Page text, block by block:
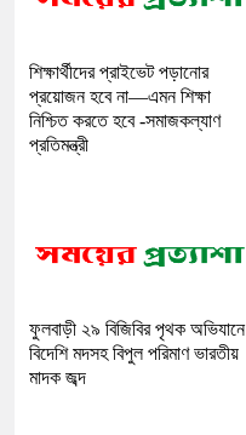
শিক্ষার্থীদের প্রাইভেট পড়ানোর
প্রয়োজন হবে না—এমন শিক্ষা
নিশ্চিত করতে হবে -সমাজকল্যাণ
প্রতিমন্ত্রী
ফুলবাড়ী ২৯ বিজিবির পৃথক অভিযানে
বিদেশি মদসহ বিপুল পরিমাণ ভারতীয়
মাদক জব্দ